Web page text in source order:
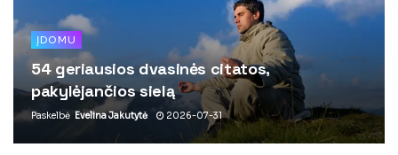
ĮDOMU
54 geriausios dvasinės citatos,
pakylėjančios sielą
Paskelbė Evelina Jakutytė 2026-07-31